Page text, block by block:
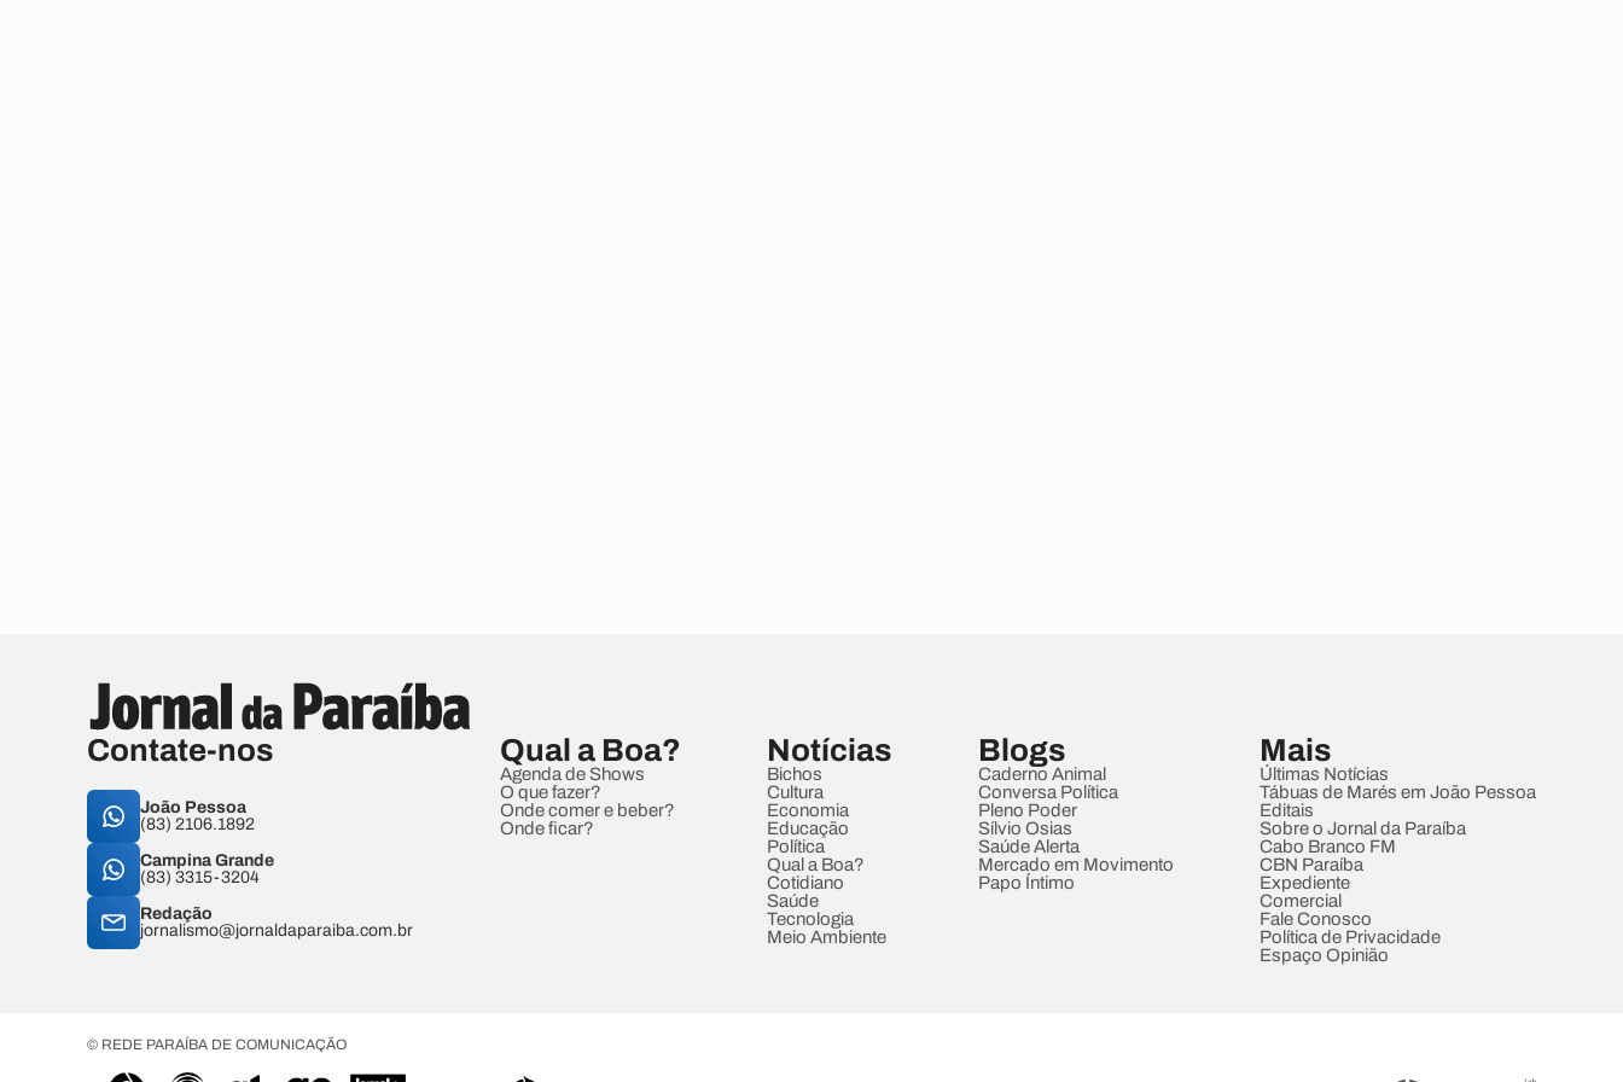
Contate-nos
João Pessoa
(83) 2106.1892
Campina Grande
(83) 3315-3204
Redação
jornalismo@jornaldaparaiba.com.br
Qual a Boa?
Agenda de Shows
O que fazer?
Onde comer e beber?
Onde ficar?
Notícias
Bichos
Cultura
Economia
Educação
Política
Qual a Boa?
Cotidiano
Saúde
Tecnologia
Meio Ambiente
Blogs
Caderno Animal
Conversa Política
Pleno Poder
Sílvio Osias
Saúde Alerta
Mercado em Movimento
Papo Íntimo
Mais
Últimas Notícias
Tábuas de Marés em João Pessoa
Editais
Sobre o Jornal da Paraíba
Cabo Branco FM
CBN Paraíba
Expediente
Comercial
Fale Conosco
Política de Privacidade
Espaço Opinião
© REDE PARAÍBA DE COMUNICAÇÃO